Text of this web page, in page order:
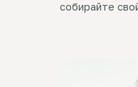
собирайте